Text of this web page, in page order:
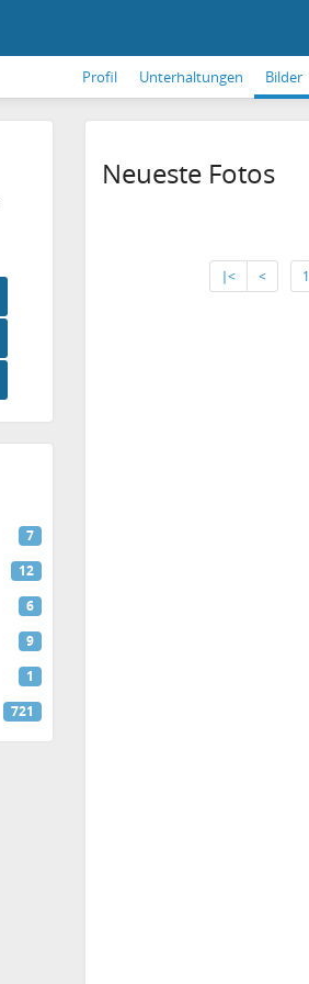
Profil Unterhaltungen Bilder
7
12
6
9
1
721
Neueste Fotos
∣< < 1